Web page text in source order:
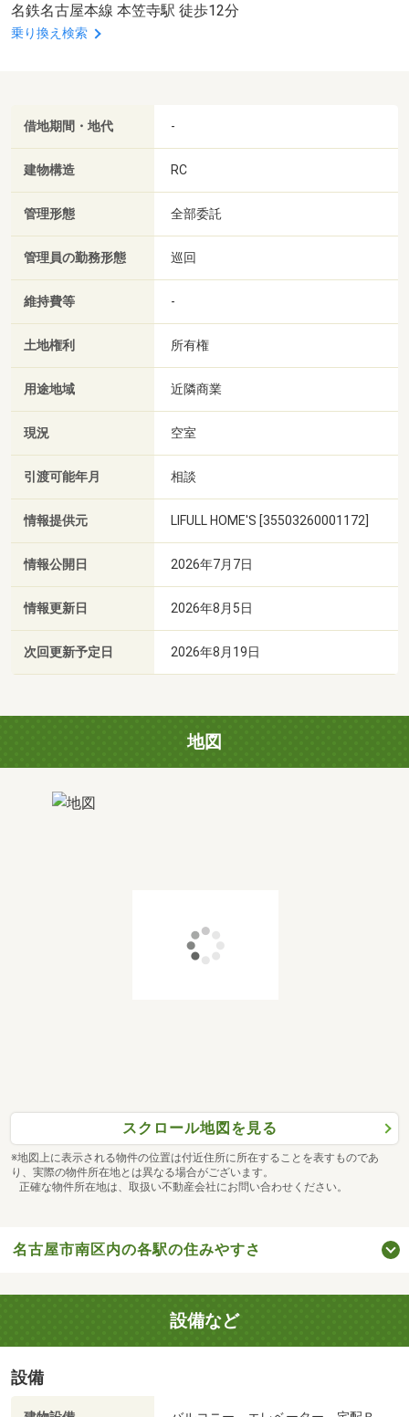
名鉄名古屋本線 本笠寺駅 徒歩12分
乗り換え検索
借地期間・地代 -
建物構造 RC
管理形態 全部委託
管理員の勤務形態 巡回
維持費等 -
土地権利 所有権
用途地域 近隣商業
現況 空室
引渡可能年月 相談
情報提供元 LIFULL HOME'S [35503260001172]
情報公開日 2026年7月7日
情報更新日 2026年8月5日
次回更新予定日 2026年8月19日
地図
スクロール地図を見る
※地図上に表示される物件の位置は付近住所に所在することを表すものであ
り、実際の物件所在地とは異なる場合がございます。
正確な物件所在地は、取扱い不動産会社にお問い合わせください。
名古屋市南区内の各駅の住みやすさ
設備など
設備